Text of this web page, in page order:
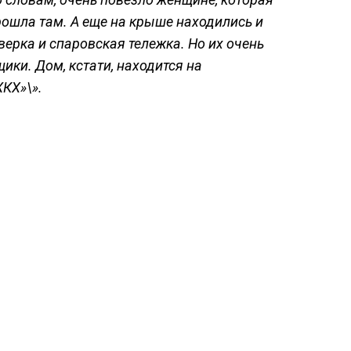
там. А еще на крыше находились и
и спаровская тележка. Но их очень
Дом, кстати, находится на